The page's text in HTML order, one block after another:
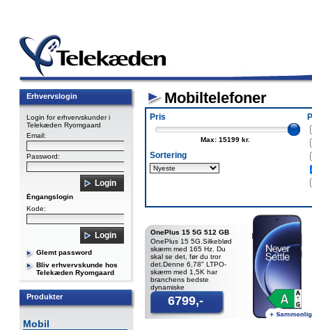
Erhvervslogin
Login for erhvervskunder i
Telekæden Ryomgaard
Email:
Password:
Éngangslogin
Kode:
Glemt password
Bliv erhvervskunde hos
Telekæden Ryomgaard
Produkter
Mobil
Mobiltelefoner
Pris
Max: 15199 kr.
Sortering
OnePlus 15 5G 512 GB
OnePlus 15 5G.Silkeblød
skærm med 165 Hz. Du
skal se det, før du tror
det.Denne 6,78" LTPO-
skærm med 1,5K har
branchens bedste
dynamiske
opdateringshastighed på
6799,-